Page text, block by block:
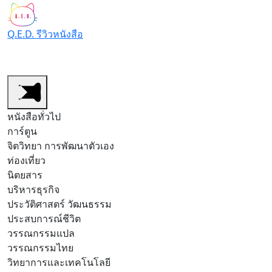
Q.E.D. รีวิวหนังสือ
หนังสือทั่วไป
การ์ตูน
จิตวิทยา การพัฒนาตัวเอง
ท่องเที่ยว
นิตยสาร
บริหารธุรกิจ
ประวัติศาสตร์ วัฒนธรรม
ประสบการณ์ชีวิต
วรรณกรรมแปล
วรรณกรรมไทย
วิทยาการและเทคโนโลยี